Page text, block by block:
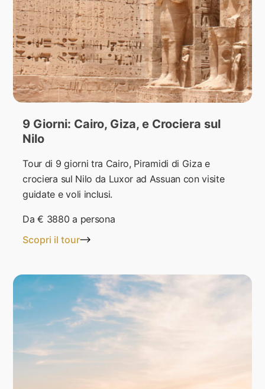
9 Giorni: Cairo, Giza, e Crociera sul
Nilo
Tour di 9 giorni tra Cairo, Piramidi di Giza e
crociera sul Nilo da Luxor ad Assuan con visite
guidate e voli inclusi.
Da€ 3880 a persona
Scopri il tour